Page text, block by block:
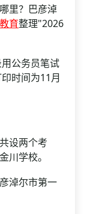
里？巴彦淖
育整理"2026
公务员笔试
时间为11月
设两个考
川学校。
淖尔市第一